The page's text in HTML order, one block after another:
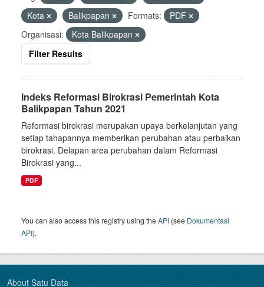
Kota
Balikpapan Formats:
PDF
Organisasi:
Kota Balikpapan
Filter Results
Indeks Reformasi Birokrasi Pemerintah Kota
Balikpapan Tahun 2021
Reformasi birokrasi merupakan upaya berkelanjutan yang
setiap tahapannya memberikan perubahan atau perbaikan
birokrasi. Delapan area perubahan dalam Reformasi
Birokrasi yang...
PDF
You can also access this registry using theAPI (see Dokumentasi
API).
About Satu Data